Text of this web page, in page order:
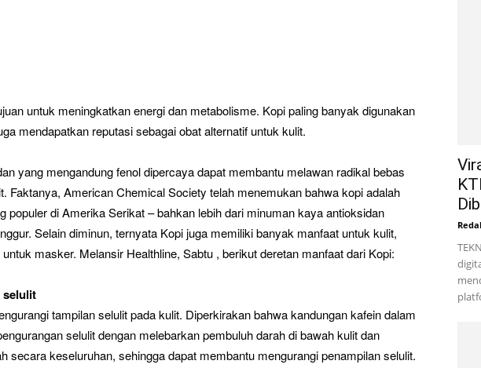
untuk meningkatkan energi dan metabolisme. Kopi paling banyak digunakan
mendapatkan reputasi sebagai obat alternatif untuk kulit.
yang mengandung fenol dipercaya dapat membantu melawan radikal bebas
Faktanya, American Chemical Society telah menemukan bahwa kopi adalah
populer di Amerika Serikat – bahkan lebih dari minuman kaya antioksidan
Selain diminun, ternyata Kopi juga memiliki banyak manfaat untuk kulit,
masker. Melansir Healthline, Sabtu , berikut deretan manfaat dari Kopi:
selulit
tampilan selulit pada kulit. Diperkirakan bahwa kandungan kafein dalam
selulit dengan melebarkan pembuluh darah di bawah kulit dan
secara keseluruhan, sehingga dapat membantu mengurangi penampilan selulit.